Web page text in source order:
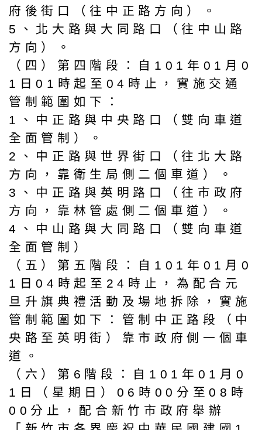
府後街口（往中正路方向）。
5、北大路與大同路口（往中山路
方向）。
（四）第四階段：自101年01月0
1日01時起至04時止，實施交通
管制範圍如下：
1、中正路與中央路口（雙向車道
全面管制）。
2、中正路與世界街口（往北大路
方向，靠衛生局側二個車道）。
3、中正路與英明路口（往市政府
方向，靠林管處側二個車道）。
4、中山路與大同路口（雙向車道
全面管制）
（五）第五階段：自101年01月0
1日04時起至24時止，為配合元
旦升旗典禮活動及場地拆除，實施
管制範圍如下：管制中正路段（中
央路至英明街）靠市政府側一個車
道。
（六）第6階段：自101年01月0
1日（星期日）06時00分至08時
00分止，配合新竹市政府舉辦